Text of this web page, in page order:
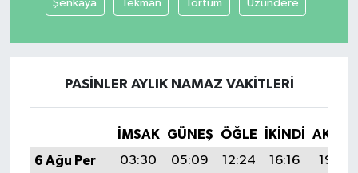
Şenkaya Tekman Tortum Uzundere
PASINLER AYLIK NAMAZ VAKITLERI
İMSAK GÜNEŞ ÖĞLE İKINDI
6 Ağu Per
03:30 05:09 12:24 16:16
19:29
MAGAZİN